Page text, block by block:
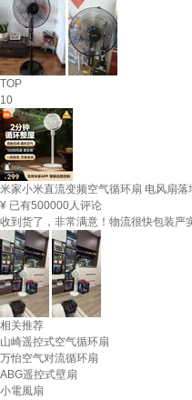
TOP
10
米家小米直流变频空气循环扇 电风扇
¥ 已有500000人评论
收到货了，非常满意！物流很快包装严
相关推荐
山崎遥控式空气循环扇
万怡空气对流循环扇
ABG遥控式壁扇
小電風扇